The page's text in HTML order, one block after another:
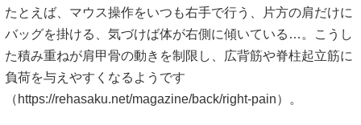
たとえば、マウス操作をいつも右手で行う、片方の肩だけに
バッグを掛ける、気づけば体が右側に傾いている…。こうし
た積み重ねが肩甲骨の動きを制限し、広背筋や脊柱起立筋に
負荷を与えやすくなるようです
（ https://rehasaku.net/magazine/back/right-pain）。